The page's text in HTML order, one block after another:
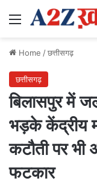
Menu
Home /छत्तीसगढ़
छत्तीसगढ़
बिलासपुर में
भड़के केंद्रीय
कटौती पर भी
फटकार